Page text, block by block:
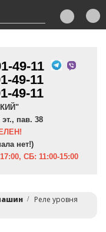
49-11
49-11
49-11
пав. 38
нет!)
СБ: 11:00-15:00
Реле уровня